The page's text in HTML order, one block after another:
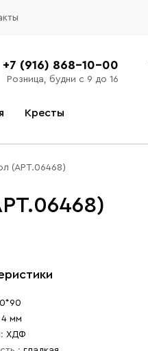
+7 (916) 868-10-00
Розница, будни с 9 до 16
Кресты
(АРТ.06468)
4 мм
ХДФ